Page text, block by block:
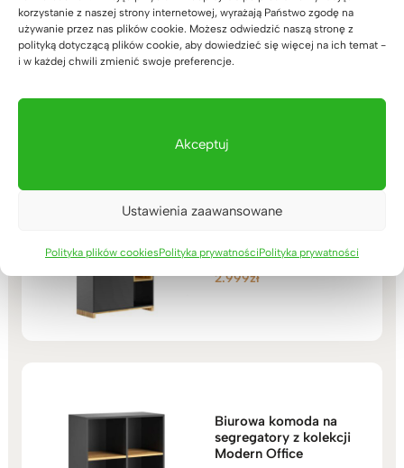
korzystanie z naszej strony internetowej, wyrażają Państwo zgodę na
używanie przez nas plików cookie. Możesz odwiedzić naszą stronę z
polityką dotyczącą plików cookie, aby dowiedzieć się więcej na ich temat -
i w każdej chwili zmienić swoje preferencje.
Akceptuj
Ustawienia zaawansowane
Polityka plików cookiesPolityka prywatnościPolityka prywatności
z kolekcji Modern
Office
Oceniono
(2)
699
Biurowa szafa na
Oceniono
(47)
2.999zł
Biurowa komoda na
segregatory z kolekcji
Modern Office